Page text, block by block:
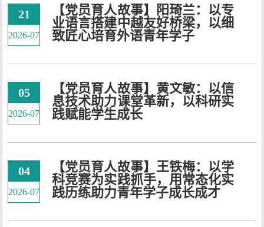
21
2026-07
【党员育人故事】阳琦兰：以专
业语言搭建中越友好桥梁，以细
致匠心培育外语青年学子
05
2026-07
【党员育人故事】黄文敏：以信
息技术助力课堂革新，以科研实
践赋能学生成长
04
2026-07
【党员育人故事】王铁梅：以学
科竞赛为实践抓手，用常态化实
践历练助力青年学子成长成才